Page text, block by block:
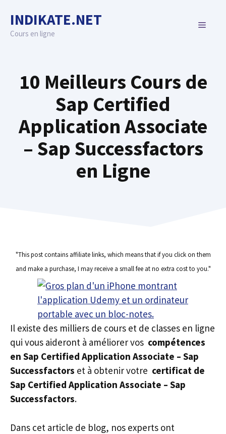
content
INDIKATE.NET
Cours en ligne
MENU
10 Meilleurs Cours de
Sap Certified
Application Associate
– Sap Successfactors
en Ligne
"This post contains affiliate links, which means that if you click on them
and make a purchase, I may receive a small fee at no extra cost to you."
Il existe des milliers de cours et de classes en ligne
qui vous aideront à améliorer vos compétences
en Sap Certified Application Associate – Sap
Successfactors et à obtenir votre certificat de
Sap Certified Application Associate – Sap
Successfactors.
Dans cet article de blog, nos experts ont